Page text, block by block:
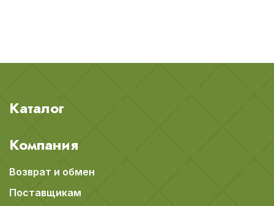
Каталог
Компания
Возврат и обмен
Поставщикам